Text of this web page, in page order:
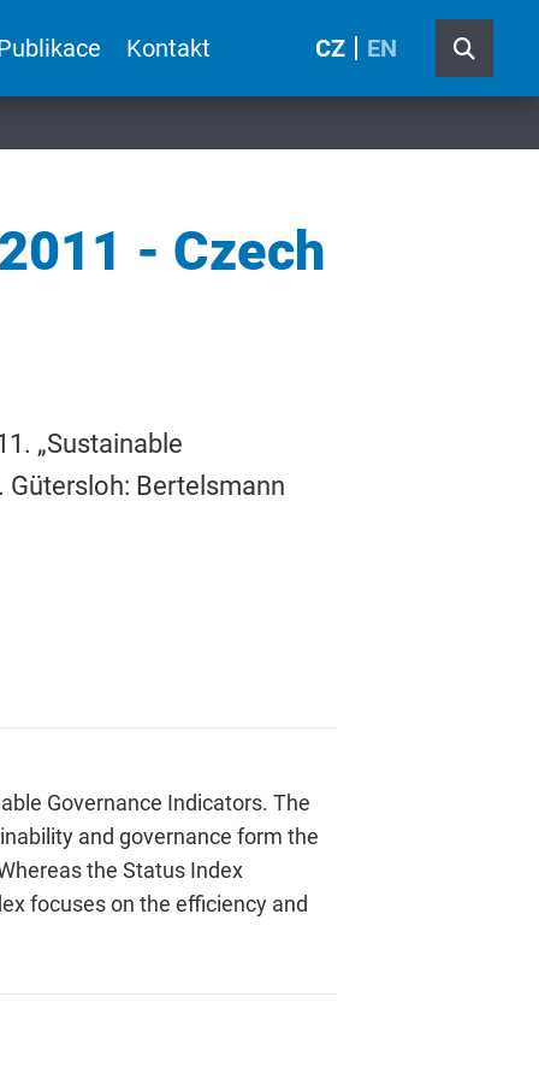
Kontakt CZ EN
- Czech
„Sustainable
Gütersloh: Bertelsmann
Governance Indicators. The
and governance form the
the Status Index
focuses on the efficiency and